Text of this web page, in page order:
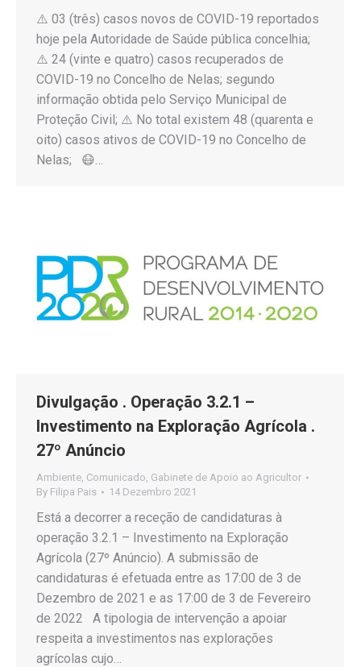
⚠️ 03 (três) casos novos de COVID-19 reportados
hoje pela Autoridade de Saúde pública concelhia;
⚠️ 24 (vinte e quatro) casos recuperados de
COVID-19 no Concelho de Nelas; segundo
informação obtida pelo Serviço Municipal de
Proteção Civil; ⚠️ No total existem 48 (quarenta e
oito) casos ativos de COVID-19 no Concelho de
Nelas; 😷…
Divulgação . Operação 3.2.1 –
Investimento na Exploração Agrícola .
27º Anúncio
Ambiente Comunicado Gabinete de Apoio ao Agricultor
By Filipa Pais 14 Dezembro 2021
Está a decorrer a receção de candidaturas à
operação 3.2.1 – Investimento na Exploração
Agrícola (27º Anúncio). A submissão de
candidaturas é efetuada entre as 17:00 de 3 de
Dezembro de 2021 e as 17:00 de 3 de Fevereiro
de 2022 A tipologia de intervenção a apoiar
respeita a investimentos nas explorações
agrícolas cujo…